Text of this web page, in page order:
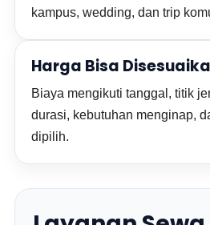
kampus, wedding, dan trip
Harga Bisa
Biaya mengikuti tanggal, titik
durasi, kebutuhan menginap,
dipilih.